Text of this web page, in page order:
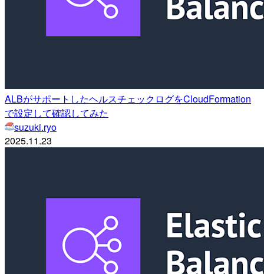
ALBがサポートしたヘルスチェックログをCloudFormation
で設定して確認してみた
suzuki.ryo
2025.11.23